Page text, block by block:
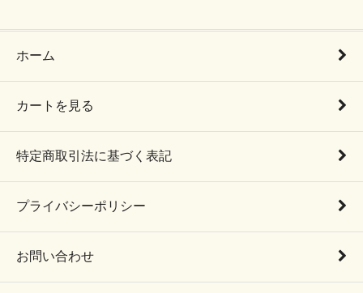
ホーム
カートを見る
特定商取引法に基づく表記
プライバシーポリシー
お問い合わせ